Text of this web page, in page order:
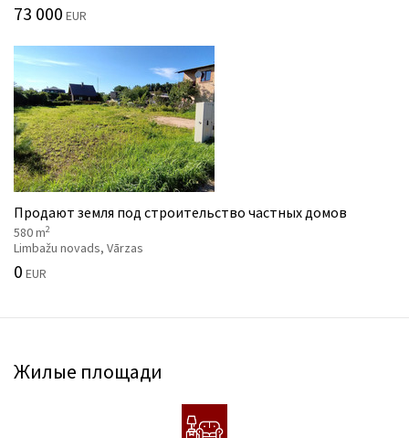
73 000 EUR
Продают земля под строительство частных домов
580 m2
Limbažu novads, Vārzas
0 EUR
Жилые площади